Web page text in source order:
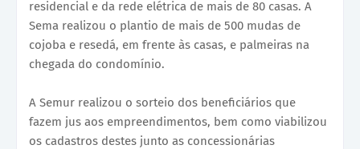
residencial e da rede elétrica de mais de 80 casas. A
Sema realizou o plantio de mais de 500 mudas de
cojoba e resedá, em frente às casas, e palmeiras na
chegada do condomínio.
A Semur realizou o sorteio dos beneficiários que
fazem jus aos empreendimentos, bem como viabilizou
os cadastros destes junto as concessionárias